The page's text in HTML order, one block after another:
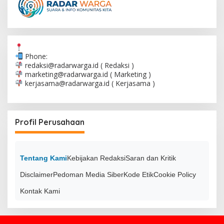
Phone:
redaksi@radarwarga.id ( Redaksi )
marketing@radarwarga.id ( Marketing )
kerjasama@radarwarga.id ( Kerjasama )
Profil Perusahaan
Tentang KamiKebijakan RedaksiSaran dan Kritik
DisclaimerPedoman Media SiberKode EtikCookie Policy
Kontak Kami